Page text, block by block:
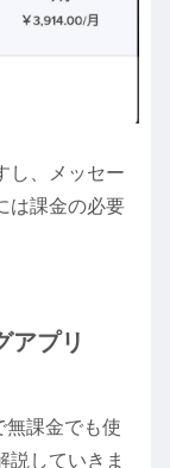
し、メッセー
は課金の必要
アプリ
無課金でも使
説していきま